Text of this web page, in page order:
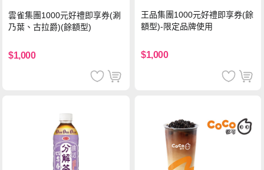
雲雀集團1000元好禮即享券(涮
乃葉、古拉爵)(餘額型)
$1,000
王品集團1000元好禮即享券(餘
額型)-限定品牌使用
$1,000